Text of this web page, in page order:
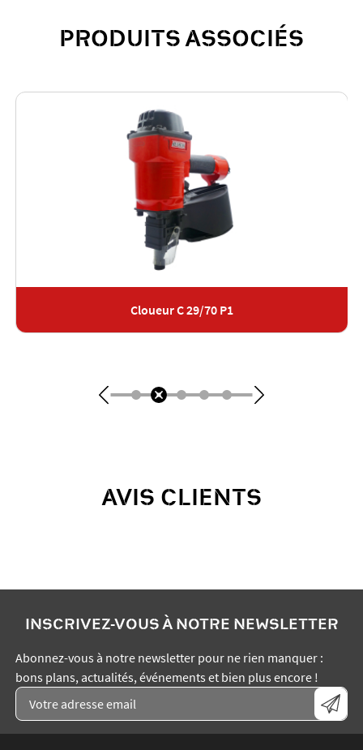
PRODUITS ASSOCIÉS
Cloueur C 29/70 P1
AVIS CLIENTS
INSCRIVEZ-VOUS À NOTRE NEWSLETTER
Abonnez-vous à notre newsletter pour ne rien manquer :
bons plans, actualités, événements et bien plus encore !